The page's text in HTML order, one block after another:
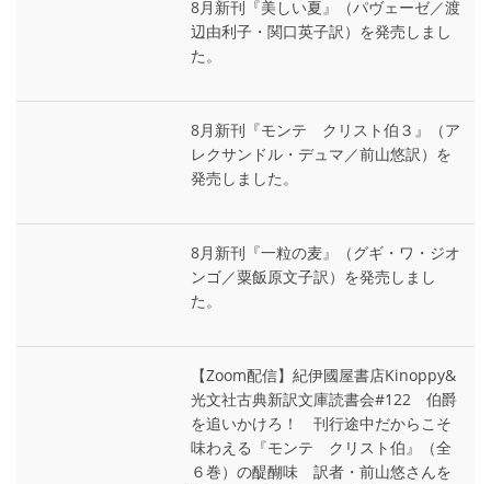
8月新刊『美しい夏』（パヴェーゼ／渡
辺由利子・関口英子訳）を発売しまし
た。
8月新刊『モンテ゠クリスト伯３』（ア
レクサンドル・デュマ／前山悠訳）を
発売しました。
8月新刊『一粒の麦』（グギ・ワ・ジオ
ンゴ／粟飯原文子訳）を発売しまし
た。
【Zoom配信】紀伊國屋書店Kinoppy&
光文社古典新訳文庫読書会#122 伯爵
を追いかけろ！ 刊行途中だからこそ
味わえる『モンテ゠クリスト伯』（全
６巻）の醍醐味 訳者・前山悠さんを